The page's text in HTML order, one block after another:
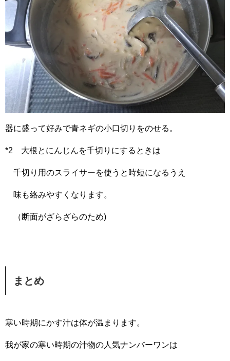
器に盛って好みで青ネギの小口切りをのせる。
*2 大根とにんじんを千切りにするときは
千切り用のスライサーを使うと時短になるうえ
味も絡みやすくなります。
（断面がざらざらのため)
まとめ
寒い時期にかす汁は体が温まります。
我が家の寒い時期の汁物の人気ナンバーワンは